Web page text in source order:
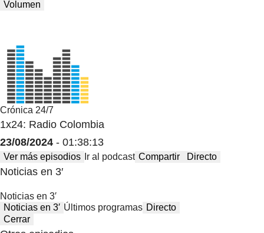
Volumen
Crónica 24/7
1x24: Radio Colombia
23/08/2024 - 01:38:13
Ver más episodios Ir al podcast Compartir Directo
Noticias en 3′
Noticias en 3′
Noticias en 3′ Últimos programas Directo
Cerrar